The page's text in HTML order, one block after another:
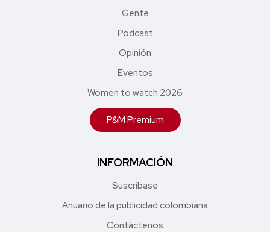
Gente
Podcast
Opinión
Eventos
Women to watch 2026
P&M Premium
INFORMACIÓN
Suscríbase
Anuario de la publicidad colombiana
Contáctenos